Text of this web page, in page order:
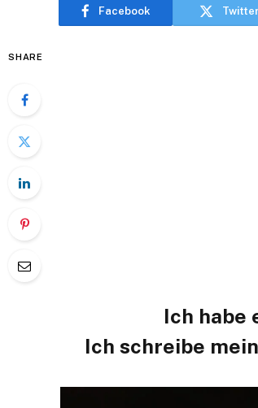
Facebook Twitter
SHARE
Ich
Ich schreibe